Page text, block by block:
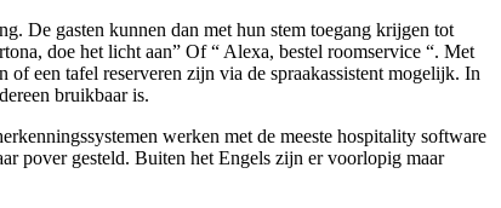
De gasten kunnen dan met hun stem toegang krijgen tot
doe het licht aan” Of “ Alexa, bestel roomservice “. Met
een tafel reserveren zijn via de spraakassistent mogelijk. In
bruikbaar is.
werken met de meeste hospitality software
pover gesteld. Buiten het Engels zijn er voorlopig maar